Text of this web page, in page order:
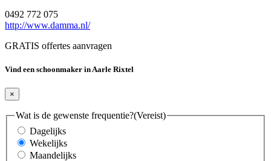
0492 772 075
http://www.damma.nl/
GRATIS offertes aanvragen
Vind een schoonmaker in Aarle Rixtel
×
Wat is de gewenste frequentie?(Vereist)
Dagelijks
Wekelijks
Maandelijks